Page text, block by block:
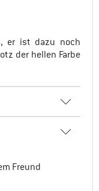
er ist dazu noch
der hellen Farbe
Freund